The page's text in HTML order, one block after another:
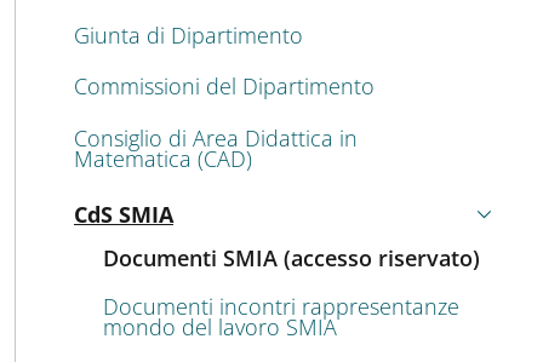
Giunta di Dipartimento
Commissioni del Dipartimento
Consiglio di Area Didattica in
Matematica (CAD)
CdS SMIA
Attivo
Documenti SMIA (accesso riservato)
Documenti incontri rappresentanze
mondo del lavoro SMIA